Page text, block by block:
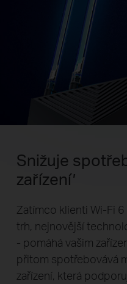
Snižuje
zařízení’
Zatímco klienti Wi-Fi
trh, nejnovější
- pomáhá vašim
přitom spotřebovává
zařízení, která